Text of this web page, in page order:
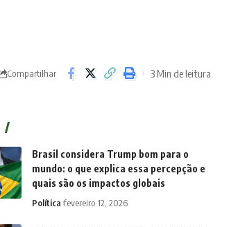
Compartilhar 3 Min de leitura
Brasil considera Trump bom para o
mundo: o que explica essa percepção e
quais são os impactos globais
Política fevereiro 12, 2026